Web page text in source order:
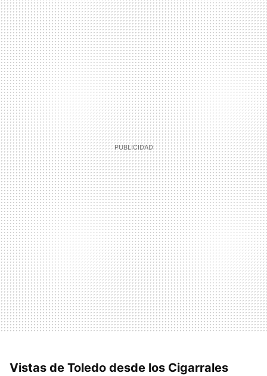
Vistas de Toledo desde los Cigarrales